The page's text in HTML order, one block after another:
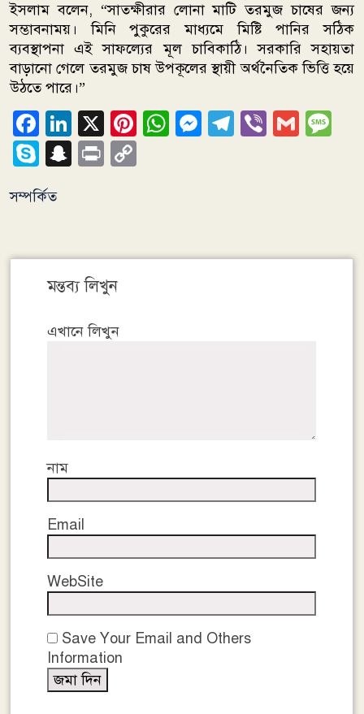
ইসলাম বলেন, “সাতক্ষীরার লোনা মাটি তরমুজ চাষের জন্য
সম্ভাবনাময়। মিনি পুকুরের মাধ্যমে মিষ্টি পানির সঠিক
ব্যবস্থাপনা এই সাফল্যের মূল চাবিকাঠি। সরকারি সহায়তা
বাড়ানো গেলে তরমুজ চাষ উপকূলের স্থায়ী অর্থনৈতিক ভিত্তি হয়ে
উঠতে পারে।”
Facebook
LinkedIn
X Pinterest
WhatsApp
Messenger
Telegram
Viber
SkypeSnapchat
Print
সম্পর্কিত
মন্তব্য লিখুন
এখানে লিখুন
নাম
Email
WebSite
Save Your Email and Others
Information